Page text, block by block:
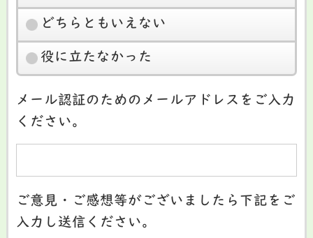
どちらともいえない
役に立たなかった
メール認証のためのメールアドレスをご入力
ください。
ご意見・ご感想等がございましたら下記をご
入力し送信ください。